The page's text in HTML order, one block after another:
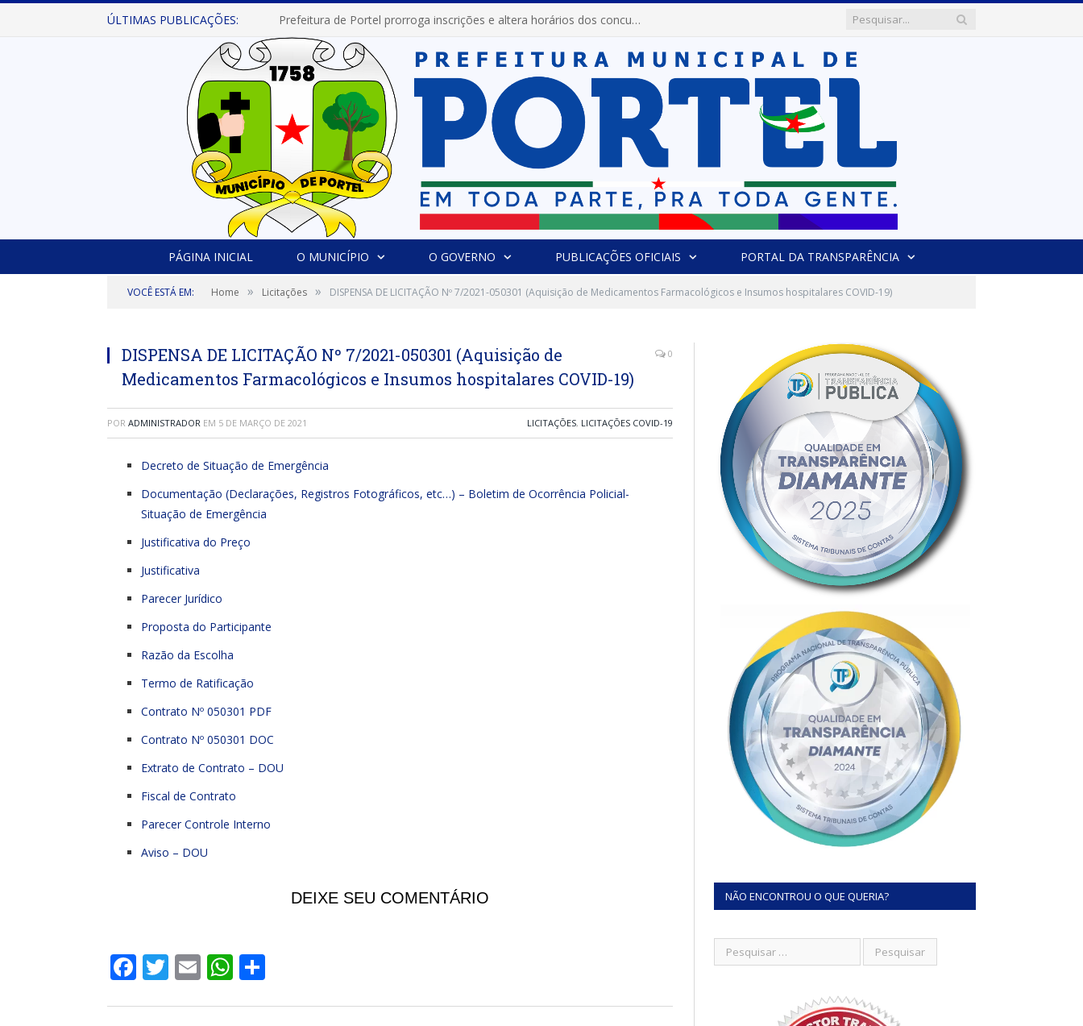
ÚLTIMAS PUBLICAÇÕES: Prefeitura de Portel prorroga inscrições e altera horários dos concursos “Musa” e “Miss Mix Verão 2026”
PÁGINA INICIAL O MUNICÍPIO O GOVERNO PUBLICAÇÕES OFICIAIS PORTAL DA TRANSPARÊNCIA
VOCÊ ESTÁ EM: Home » Licitações » DISPENSA DE LICITAÇÃO Nº 7/2021-050301 (Aquisição de Medicamentos Farmacológicos e Insumos hospitalares COVID-19)
DISPENSA DE LICITAÇÃO Nº 7/2021-050301 (Aquisição de
Medicamentos Farmacológicos e Insumos hospitalares COVID-19)
0
POR ADMINISTRADOR EM 5 DE MARÇO DE 2021 LICITAÇÕES, LICITAÇÕES COVID-19
Decreto de Situação de Emergência
Documentação (Declarações, Registros Fotográficos, etc…) – Boletim de Ocorrência Policial-
Situação de Emergência
Justificativa do Preço
Justificativa
Parecer Jurídico
Proposta do Participante
Razão da Escolha
Termo de Ratificação
Contrato Nº 050301 PDF
Contrato Nº 050301 DOC
Extrato de Contrato – DOU
Fiscal de Contrato
Parecer Controle Interno
Aviso – DOU
DEIXE SEU COMENTÁRIO
Facebook
Twitter
EmailWhatsApp
NÃO ENCONTROU O QUE QUERIA?